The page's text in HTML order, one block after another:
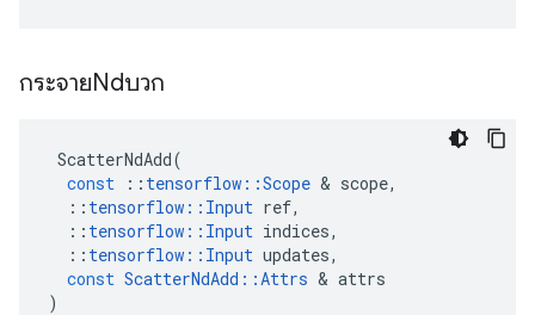
กระจายNdบวก
ScatterNdAdd(
const
:: tensorflow ::Scope & scope,
:: tensorflow :: Input ref,
:: tensorflow :: Input indices,
:: tensorflow :: Input updates,
const ScatterNdAdd ::Attrs & attrs
)